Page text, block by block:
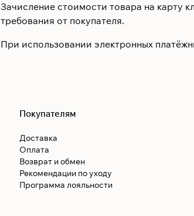
Зачисление стоимости товара на карту
требования от покупателя.
При использовании электронных
Покупателям
Доставка
Оплата
Возврат и обмен
Рекомендации по уходу
Программа лояльности